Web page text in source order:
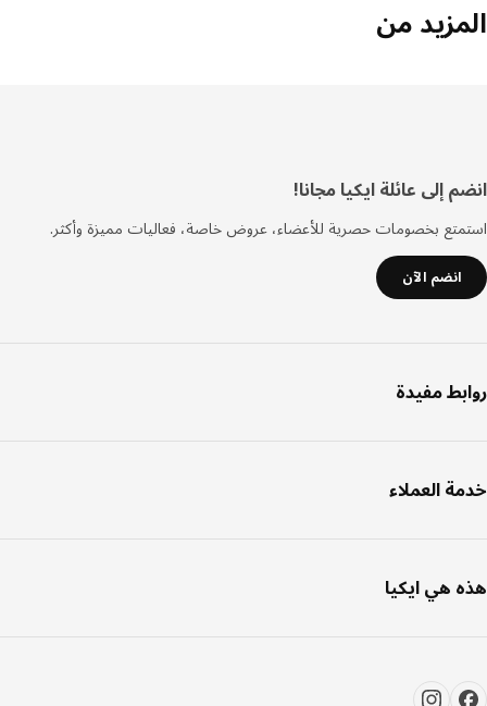
من
إلى عائلة ايكيا مجانا!
بخصومات حصرية للأعضاء، عروض خاصة، فعاليات مميزة وأكثر.
انضم الآن
مفيدة
العملاء
هي ايكيا